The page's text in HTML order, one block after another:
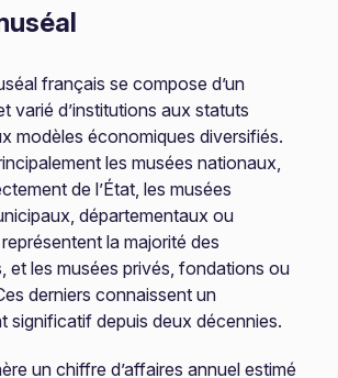
français se compose d’un
varié d’institutions aux statuts
modèles économiques diversifiés.
les musées nationaux,
de l’État, les musées
départementaux ou
la majorité des
et les musées privés, fondations ou
derniers connaissent un
significatif depuis deux décennies.
un chiffre d’affaires annuel estimé